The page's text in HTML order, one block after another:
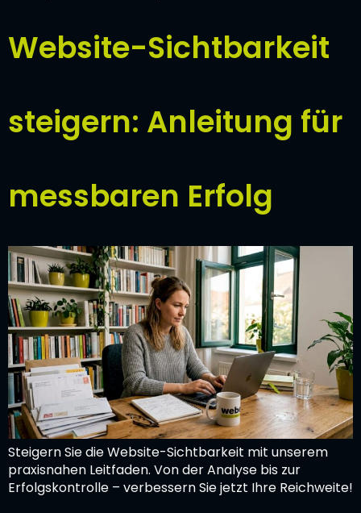
Website-Sichtbarkeit
steigern: Anleitung für
messbaren Erfolg
Steigern Sie die Website-Sichtbarkeit mit unserem
praxisnahen Leitfaden. Von der Analyse bis zur
Erfolgskontrolle – verbessern Sie jetzt Ihre Reichweite!